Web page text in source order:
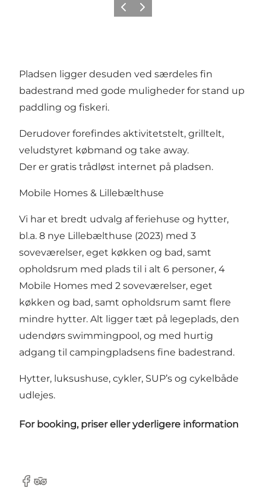
ForrigeNæste
Pladsen ligger desuden ved særdeles fin
badestrand med gode muligheder for stand up
paddling og fiskeri.
Derudover forefindes aktivitetstelt, grilltelt,
veludstyret købmand og take away.
Der er gratis trådløst internet på pladsen.
Mobile Homes & Lillebælthuse
Vi har et bredt udvalg af feriehuse og hytter,
bl.a. 8 nye Lillebælthuse (2023) med 3
soveværelser, eget køkken og bad, samt
opholdsrum med plads til i alt 6 personer, 4
Mobile Homes med 2 soveværelser, eget
køkken og bad, samt opholdsrum samt flere
mindre hytter. Alt ligger tæt på legeplads, den
udendørs swimmingpool, og med hurtig
adgang til campingpladsens fine badestrand.
Hytter, luksushuse, cykler, SUP’s og cykelbåde
udlejes.
For booking, priser eller yderligere information
Facebook
TripAdvisor